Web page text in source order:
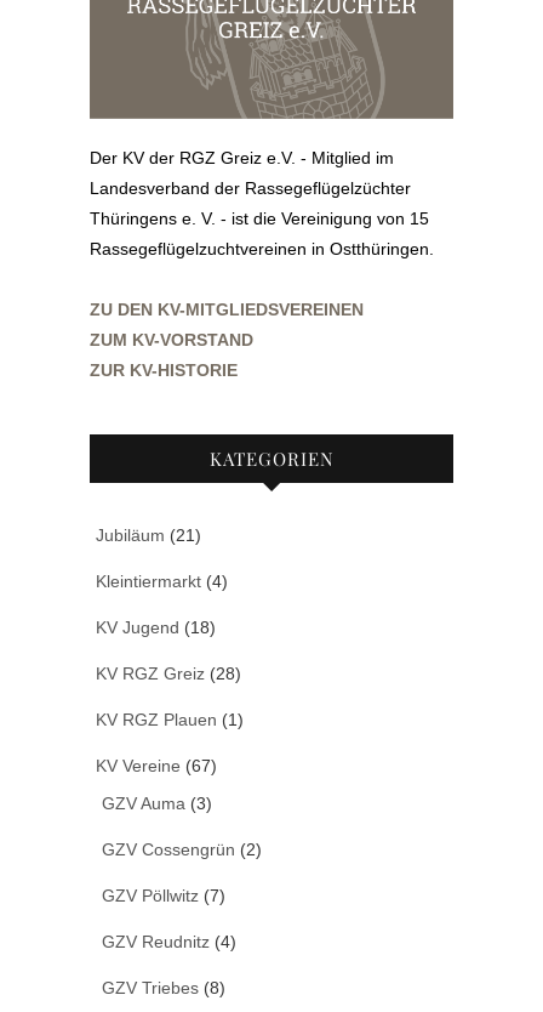
Der KV der RGZ Greiz e.V. - Mitglied im
Landesverband der Rassegeflügelzüchter
Thüringens e. V. - ist die Vereinigung von 15
Rassegeflügelzuchtvereinen in Ostthüringen.
ZU DEN KV-MITGLIEDSVEREINEN
ZUM KV-VORSTAND
ZUR KV-HISTORIE
KATEGORIEN
Jubiläum (21)
Kleintiermarkt (4)
KV Jugend (18)
KV RGZ Greiz (28)
KV RGZ Plauen (1)
KV Vereine (67)
GZV Auma (3)
GZV Cossengrün (2)
GZV Pöllwitz (7)
GZV Reudnitz (4)
GZV Triebes (8)